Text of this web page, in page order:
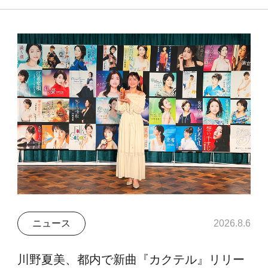
ニュース 2026.8.6
川野夏美、都内で新曲『カクテル』リリー